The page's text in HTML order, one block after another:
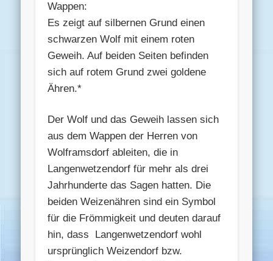
Wappen:
Es zeigt auf silbernen Grund einen
schwarzen Wolf mit einem roten
Geweih. Auf beiden Seiten befinden
sich auf rotem Grund zwei goldene
Ähren.*
Der Wolf und das Geweih lassen sich
aus dem Wappen der Herren von
Wolframsdorf ableiten, die in
Langenwetzendorf für mehr als drei
Jahrhunderte das Sagen hatten. Die
beiden Weizenähren sind ein Symbol
für die Frömmigkeit und deuten darauf
hin, dass Langenwetzendorf wohl
ursprünglich Weizendorf bzw.